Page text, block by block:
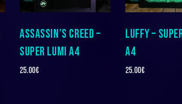
ASSASSIN’S CREED –
SUPER LUMI A4
25.00€
LUFFY –
A4
25.00€